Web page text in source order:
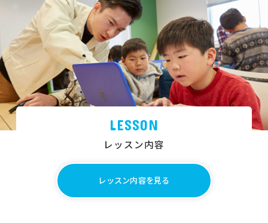
LESSON
レッスン内容
レッスン内容を見る